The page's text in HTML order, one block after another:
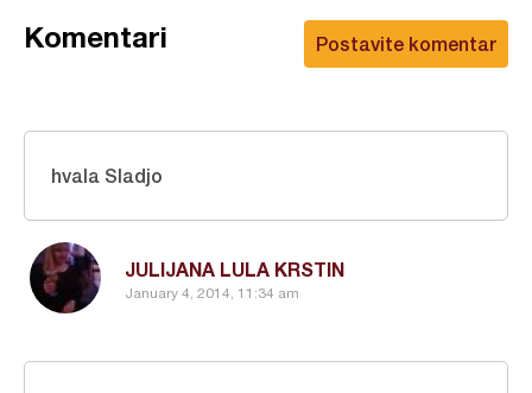
Postavite komentar
Komentari
JULIJANA LULA KRSTIN
January 4, 2014, 11:34 am
hvala Sladjo